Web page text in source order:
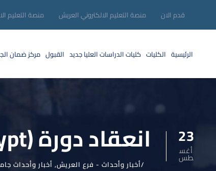
قدم الان منصة التعليم الالكتروني العريش منصة التعليم
الرئيسية الكليات كليات الدراسات العلياجديد القبول مركز ضمان
23
أغس
طس انعقاد دورة (Innovegypt)
أخبار وأحداث - فرع العريش, أخبار وأحداث